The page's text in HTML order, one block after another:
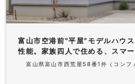
富山市空港前"平屋"モデルハウ
性能。家族四人で住める、スマー
富山県富山市西荒屋58番1外（コンフ